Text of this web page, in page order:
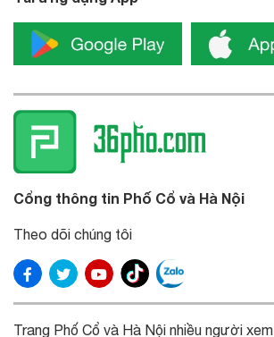
Cổng thông tin Phố Cổ và Hà Nội
Theo dõi chúng tôi
Trang Phố Cổ và Hà Nội nhiều người xem